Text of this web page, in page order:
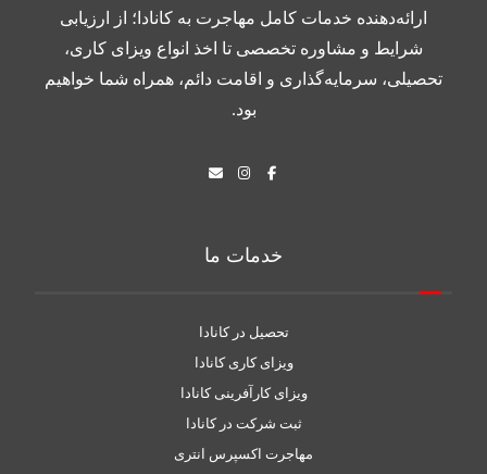
ارائه‌دهنده خدمات کامل مهاجرت به کانادا؛ از ارزیابی
شرایط و مشاوره تخصصی تا اخذ انواع ویزای کاری،
تحصیلی، سرمایه‌گذاری و اقامت دائم، همراه شما خواهیم
بود.
خدمات ما
تحصیل در کانادا
ویزای کاری کانادا
ویزای کارآفرینی کانادا
ثبت شرکت در کانادا
مهاجرت اکسپرس انتری